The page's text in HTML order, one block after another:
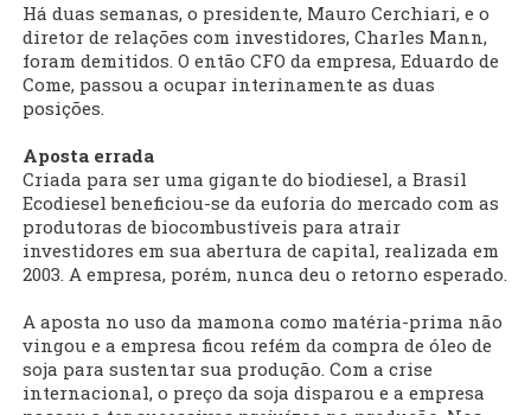
Há duas semanas, o presidente, Mauro Cerchiari, e o
diretor de relações com investidores, Charles Mann,
foram demitidos. O então CFO da empresa, Eduardo de
Come, passou a ocupar interinamente as duas
posições.
Aposta errada
Criada para ser uma gigante do biodiesel, a Brasil
Ecodiesel beneficiou-se da euforia do mercado com as
produtoras de biocombustíveis para atrair
investidores em sua abertura de capital, realizada em
2003. A empresa, porém, nunca deu o retorno esperado.
A aposta no uso da mamona como matéria-prima não
vingou e a empresa ficou refém da compra de óleo de
soja para sustentar sua produção. Com a crise
internacional, o preço da soja disparou e a empresa